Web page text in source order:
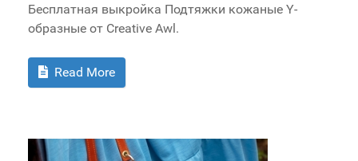
Бесплатная выкройка Подтяжки кожаные Y-
образные от Creative Awl.
Read More